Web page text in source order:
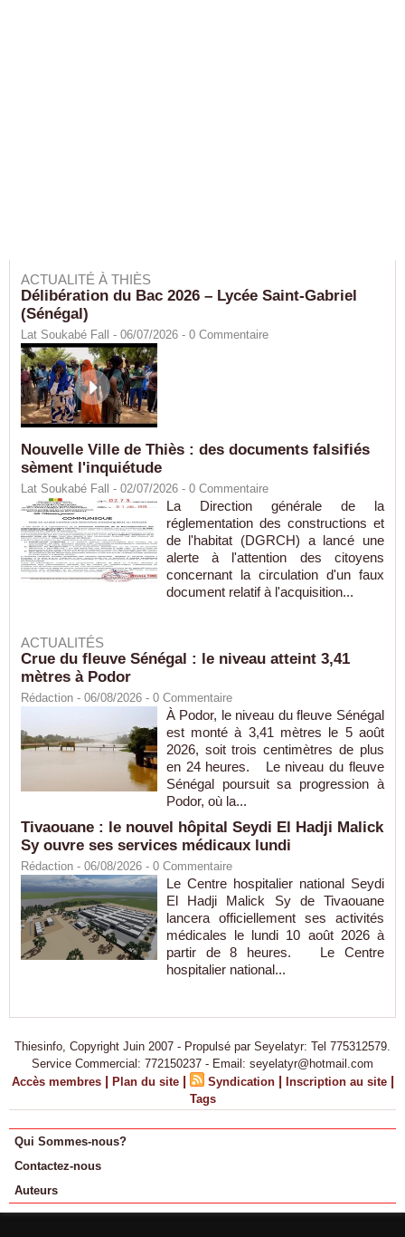
ACTUALITÉ À THIÈS
Délibération du Bac 2026 – Lycée Saint-Gabriel
(Sénégal)
Lat Soukabé Fall - 06/07/2026 - 0 Commentaire
Nouvelle Ville de Thiès : des documents falsifiés
sèment l'inquiétude
Lat Soukabé Fall - 02/07/2026 - 0 Commentaire
La Direction générale de la
réglementation des constructions et
de l'habitat (DGRCH) a lancé une
alerte à l'attention des citoyens
concernant la circulation d'un faux
document relatif à l'acquisition...
ACTUALITÉS
Crue du fleuve Sénégal : le niveau atteint 3,41
mètres à Podor
Rédaction - 06/08/2026 - 0 Commentaire
À Podor, le niveau du fleuve Sénégal
est monté à 3,41 mètres le 5 août
2026, soit trois centimètres de plus
en 24 heures. Le niveau du fleuve
Sénégal poursuit sa progression à
Podor, où la...
Tivaouane : le nouvel hôpital Seydi El Hadji Malick
Sy ouvre ses services médicaux lundi
Rédaction - 06/08/2026 - 0 Commentaire
Le Centre hospitalier national Seydi
El Hadji Malick Sy de Tivaouane
lancera officiellement ses activités
médicales le lundi 10 août 2026 à
partir de 8 heures. Le Centre
hospitalier national...
Thiesinfo, Copyright Juin 2007 - Propulsé par Seyelatyr: Tel 775312579.
Service Commercial: 772150237 - Email: seyelatyr@hotmail.com
Accès membres | Plan du site | Syndication | Inscription au site |
Tags
Qui Sommes-nous?
Contactez-nous
Auteurs